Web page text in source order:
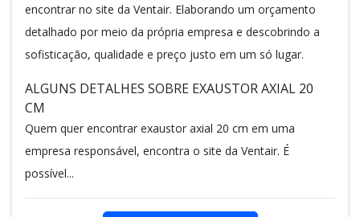
encontrar no site da Ventair. Elaborando um orçamento
detalhado por meio da própria empresa e descobrindo a
sofisticação, qualidade e preço justo em um só lugar.
ALGUNS DETALHES SOBRE EXAUSTOR AXIAL 20
CM
Quem quer encontrar exaustor axial 20 cm em uma
empresa responsável, encontra o site da Ventair. É
possível...